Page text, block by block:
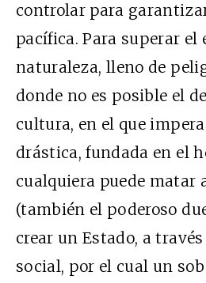
controlar para
pacífica. Para superar el
naturaleza, lleno de
donde no es posible el
cultura, en el que
drástica, fundada en el
cualquiera puede matar
(también el poderoso
crear un Estado, a
social, por el cual un